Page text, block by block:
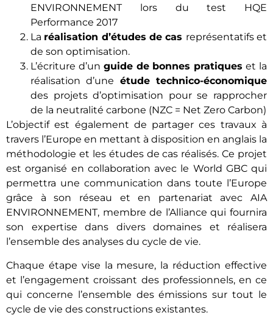
ENVIRONNEMENT lors du test HQE
Performance 2017
La réalisation d’études de cas représentatifs et
de son optimisation.
L’écriture d’un guide de bonnes pratiques et la
réalisation d’une étude technico-économique
des projets d’optimisation pour se rapprocher
de la neutralité carbone (NZC = Net Zero Carbon)
L’objectif est également de partager ces travaux à
travers l’Europe en mettant à disposition en anglais la
méthodologie et les études de cas réalisés. Ce projet
est organisé en collaboration avec le World GBC qui
permettra une communication dans toute l’Europe
grâce à son réseau et en partenariat avec AIA
ENVIRONNEMENT, membre de l’Alliance qui fournira
son expertise dans divers domaines et réalisera
l’ensemble des analyses du cycle de vie.
Chaque étape vise la mesure, la réduction effective
et l’engagement croissant des professionnels, en ce
qui concerne l’ensemble des émissions sur tout le
cycle de vie des constructions existantes.